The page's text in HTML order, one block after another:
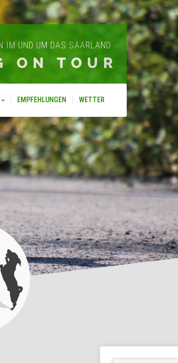
IM UND UM DAS SAARLAND
ON TOUR
EMPFEHLUNGEN WETTER